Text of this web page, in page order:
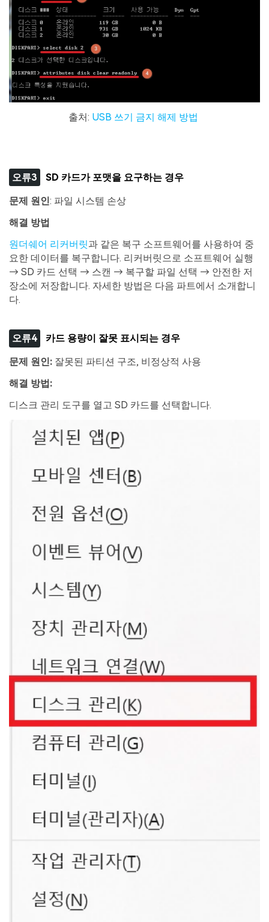
출처: USB 쓰기 금지 해제 방법
오류3 SD 카드가 포맷을 요구하는 경우
문제 원인: 파일 시스템 손상
해결 방법
원더쉐어 리커버릿과 같은 복구 소프트웨어를 사용하여 중
요한 데이터를 복구합니다. 리커버릿으로 소프트웨어 실행
→ SD 카드 선택 → 스캔 → 복구할 파일 선택 → 안전한 저
장소에 저장합니다. 자세한 방법은 다음 파트에서 소개합니
다.
오류4 카드 용량이 잘못 표시되는 경우
문제 원인: 잘못된 파티션 구조, 비정상적 사용
해결 방법 :
디스크 관리 도구를 열고 SD 카드를 선택합니다.